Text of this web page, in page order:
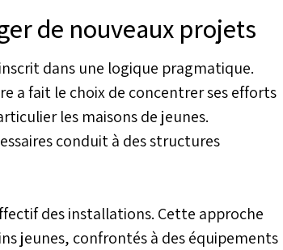
de nouveaux projets
dans une logique pragmatique.
a fait le choix de concentrer ses efforts
les maisons de jeunes.
conduit à des structures
des installations. Cette approche
jeunes, confrontés à des équipements